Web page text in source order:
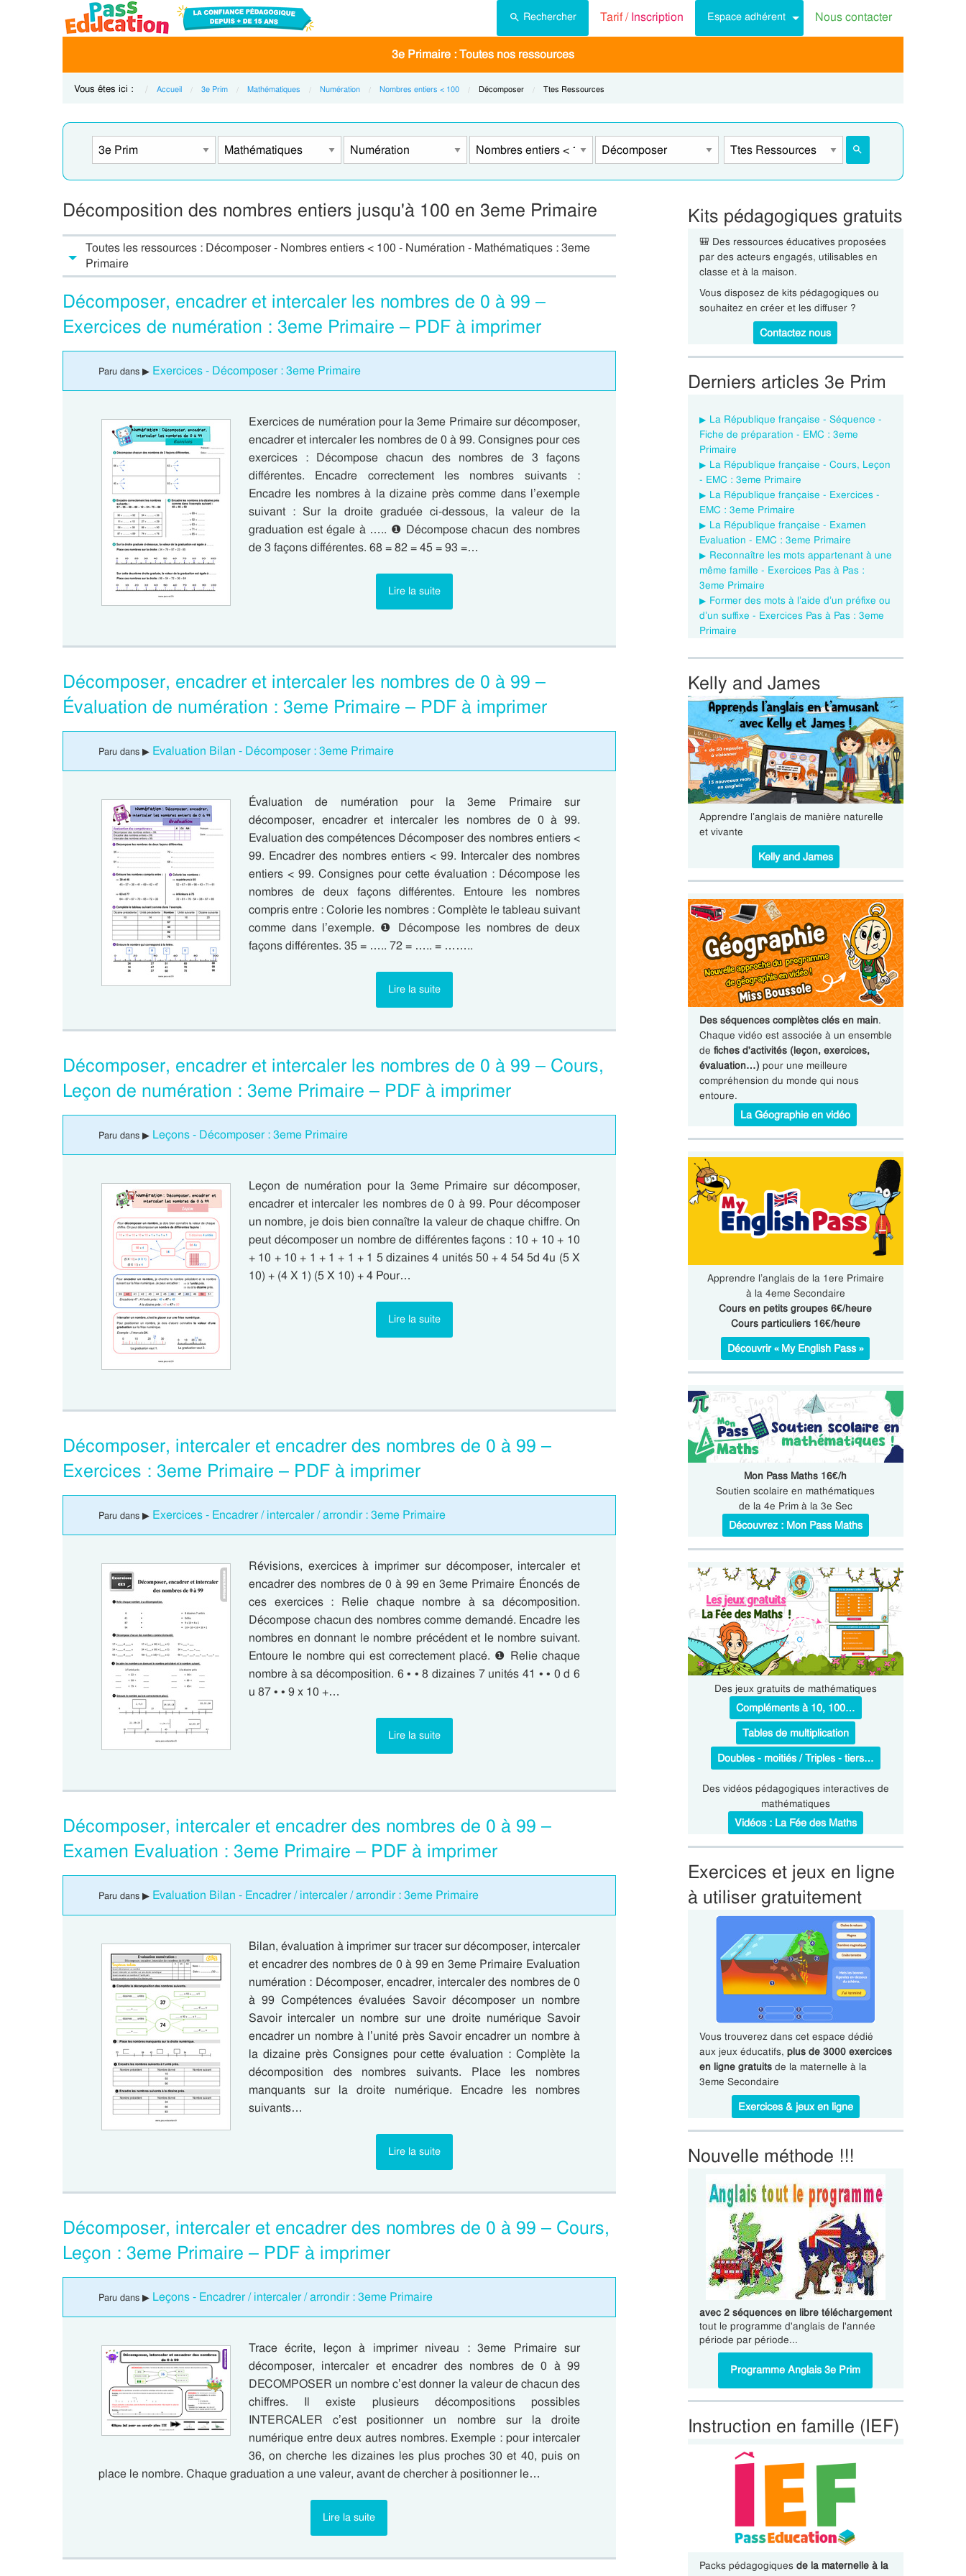
Rechercher Tarif /Inscription Espace adhérent Nous contacter
3e Primaire : Toutes nos ressources
Vous êtes ici : Accueil 3e Prim Mathématiques Numération Nombres entiers < 100 Current:
Décomposer Current:
Ttes Ressources
Décomposition des nombres entiers jusqu'à 100 en 3eme Primaire
Toutes les ressources : Décomposer - Nombres entiers < 100 - Numération - Mathématiques : 3eme
Primaire
Décomposer, encadrer et intercaler les nombres de 0 à 99 –
Exercices de numération : 3eme Primaire – PDF à imprimer
Paru dans ▶ Exercices - Décomposer : 3eme Primaire
Exercices de numération pour la 3eme Primaire sur décomposer,
encadrer et intercaler les nombres de 0 à 99. Consignes pour ces
exercices : Décompose chacun des nombres de 3 façons
différentes. Encadre correctement les nombres suivants :
Encadre les nombres à la dizaine près comme dans l’exemple
suivant : Sur la droite graduée ci-dessous, la valeur de la
graduation est égale à ….. ❶ Décompose chacun des nombres
de 3 façons différentes. 68 = 82 = 45 = 93 =…
Lire la suite
Décomposer, encadrer et intercaler les nombres de 0 à 99 –
Évaluation de numération : 3eme Primaire – PDF à imprimer
Paru dans ▶ Evaluation Bilan - Décomposer : 3eme Primaire
Évaluation de numération pour la 3eme Primaire sur
décomposer, encadrer et intercaler les nombres de 0 à 99.
Evaluation des compétences Décomposer des nombres entiers <
99. Encadrer des nombres entiers < 99. Intercaler des nombres
entiers < 99. Consignes pour cette évaluation : Décompose les
nombres de deux façons différentes. Entoure les nombres
compris entre : Colorie les nombres : Complète le tableau suivant
comme dans l’exemple. ❶ Décompose les nombres de deux
façons différentes. 35 = ….. 72 = ….. = ……..
Lire la suite
Décomposer, encadrer et intercaler les nombres de 0 à 99 – Cours,
Leçon de numération : 3eme Primaire – PDF à imprimer
Paru dans ▶ Leçons - Décomposer : 3eme Primaire
Leçon de numération pour la 3eme Primaire sur décomposer,
encadrer et intercaler les nombres de 0 à 99. Pour décomposer
un nombre, je dois bien connaître la valeur de chaque chiffre. On
peut décomposer un nombre de différentes façons : 10 + 10 + 10
+ 10 + 10 + 1 + 1 + 1 + 1 5 dizaines 4 unités 50 + 4 54 5d 4u (5 X
10) + (4 X 1) (5 X 10) + 4 Pour…
Lire la suite
Décomposer, intercaler et encadrer des nombres de 0 à 99 –
Exercices : 3eme Primaire – PDF à imprimer
Paru dans ▶ Exercices - Encadrer / intercaler / arrondir : 3eme Primaire
Révisions, exercices à imprimer sur décomposer, intercaler et
encadrer des nombres de 0 à 99 en 3eme Primaire Énoncés de
ces exercices : Relie chaque nombre à sa décomposition.
Décompose chacun des nombres comme demandé. Encadre les
nombres en donnant le nombre précédent et le nombre suivant.
Entoure le nombre qui est correctement placé. ❶ Relie chaque
nombre à sa décomposition. 6 • • 8 dizaines 7 unités 41 • • 0 d 6
u 87 • • 9 x 10 +…
Lire la suite
Décomposer, intercaler et encadrer des nombres de 0 à 99 –
Examen Evaluation : 3eme Primaire – PDF à imprimer
Paru dans ▶ Evaluation Bilan - Encadrer / intercaler / arrondir : 3eme Primaire
Bilan, évaluation à imprimer sur tracer sur décomposer, intercaler
et encadrer des nombres de 0 à 99 en 3eme Primaire Evaluation
numération : Décomposer, encadrer, intercaler des nombres de 0
à 99 Compétences évaluées Savoir décomposer un nombre
Savoir intercaler un nombre sur une droite numérique Savoir
encadrer un nombre à l’unité près Savoir encadrer un nombre à
la dizaine près Consignes pour cette évaluation : Complète la
décomposition des nombres suivants. Place les nombres
manquants sur la droite numérique. Encadre les nombres
suivants…
Lire la suite
Décomposer, intercaler et encadrer des nombres de 0 à 99 – Cours,
Leçon : 3eme Primaire – PDF à imprimer
Paru dans ▶ Leçons - Encadrer / intercaler / arrondir : 3eme Primaire
Trace écrite, leçon à imprimer niveau : 3eme Primaire sur
décomposer, intercaler et encadrer des nombres de 0 à 99
DECOMPOSER un nombre c’est donner la valeur de chacun des
chiffres. Il existe plusieurs décompositions possibles
INTERCALER c’est positionner un nombre sur la droite
numérique entre deux autres nombres. Exemple : pour intercaler
36, on cherche les dizaines les plus proches 30 et 40, puis on
place le nombre. Chaque graduation a une valeur, avant de chercher à positionner le…
Lire la suite
Kits pédagogiques gratuits
🎒 Des ressources éducatives proposées
par des acteurs engagés, utilisables en
classe et à la maison.
Vous disposez de kits pédagogiques ou
souhaitez en créer et les diffuser ?
Contactez nous
Derniers articles 3e Prim
La République française - Séquence -
Fiche de préparation - EMC : 3eme
Primaire
La République française - Cours, Leçon
- EMC : 3eme Primaire
La République française - Exercices -
EMC : 3eme Primaire
La République française - Examen
Evaluation - EMC : 3eme Primaire
Reconnaître les mots appartenant à une
même famille - Exercices Pas à Pas :
3eme Primaire
Former des mots à l’aide d’un préfixe ou
d’un suffixe - Exercices Pas à Pas : 3eme
Primaire
Kelly and James
Apprendre l’anglais de manière naturelle
et vivante
Kelly and James
Des séquences complètes clés en main.
Chaque vidéo est associée à un ensemble
de fiches d'activités (leçon, exercices,
évaluation…) pour une meilleure
compréhension du monde qui nous
entoure.
La Géographie en vidéo
Apprendre l’anglais de la 1ere Primaire
à la 4eme Secondaire
Cours en petits groupes 6€/heure
Cours particuliers 16€/heure
Découvrir « My English Pass »
Mon Pass Maths 16€/h
Soutien scolaire en mathématiques
de la 4e Prim à la 3e Sec
Découvrez : Mon Pass Maths
Des jeux gratuits de mathématiques
Compléments à 10, 100…
Tables de multiplication
Doubles - moitiés / Triples - tiers…
Des vidéos pédagogiques interactives de
mathématiques
Vidéos : La Fée des Maths
Exercices et jeux en ligne
à utiliser gratuitement
Vous trouverez dans cet espace dédié
aux jeux éducatifs, plus de 3000 exercices
en ligne gratuitsde la maternelle à la
3eme Secondaire
Exercices & jeux en ligne
Nouvelle méthode !!!
avec 2 séquences en libre téléchargement
tout le programme d'anglais de l'année
période par période...
Programme Anglais 3e Prim
Instruction en famille (IEF)
Packs pédagogiques de la maternelle à la